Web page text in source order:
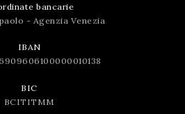
bancarie
- Agenzia Venezia
IBAN
BIC
BCITITMM